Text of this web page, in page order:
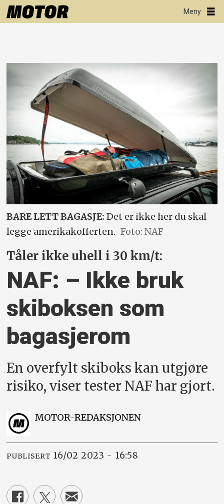
BARE LETT BAGASJE: Det er ikke her du skal
legge amerikakofferten. Foto: NAF
Tåler ikke uhell i 30 km/t:
NAF: – Ikke bruk
skiboksen som
bagasjerom
En overfylt skiboks kan utgjøre
risiko, viser tester NAF har gjort.
MOTOR-REDAKSJONEN
PUBLISERT 16/02 2023 - 16:58